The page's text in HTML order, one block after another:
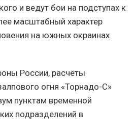
и ведут бои на подступах к
масштабный характер
на южных окраинах
России, расчёты
огня «Торнадо-С»
пунктам временной
подразделений в